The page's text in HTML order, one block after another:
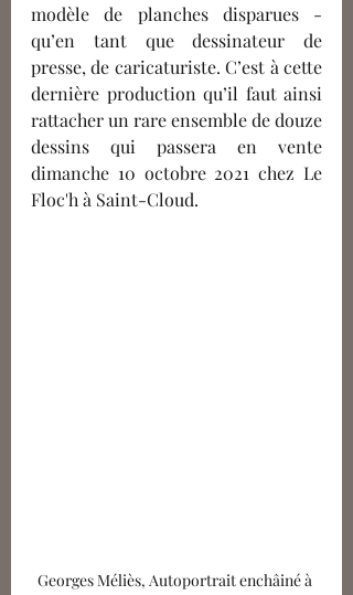
modèle de planches disparues -
qu’en tant que dessinateur de
presse, de caricaturiste. C’est à cette
dernière production qu’il faut ainsi
rattacher un rare ensemble de douze
dessins qui passera en vente
dimanche 10 octobre 2021 chez Le
Floc'h à Saint-Cloud.
Georges Méliès, Autoportrait enchâiné à